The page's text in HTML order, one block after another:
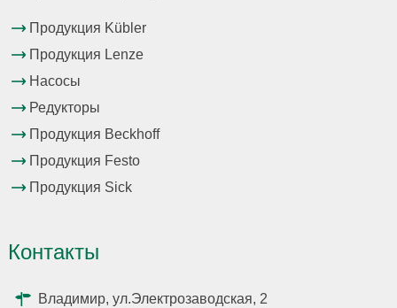
Продукция Kübler
Продукция Lenze
Насосы
Редукторы
Продукция Beckhoff
Продукция Festo
Продукция Sick
Контакты
Владимир, ул.Электрозаводская, 2